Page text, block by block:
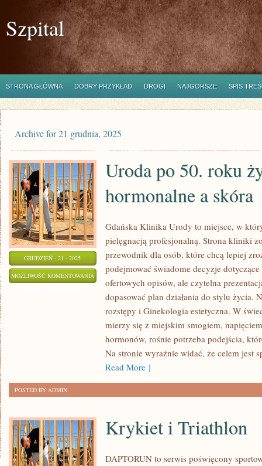
Szpital
STRONA GŁÓWNA DOBRY PRZYKŁAD DROGI NAJGORSZE SPIS
Archive for 21 grudnia, 2025
GRUDZIEŃ - 21 - 2025
MOŻLIWOŚĆ KOMENTOWANIA URODA
TERAPIE
Uroda po 50. roku
hormonalne a skóra
Gdańska Klinika Urody to miejsce, w
pielęgnacją profesjonalną. Strona kliniki
przewodnik dla osób, które chcą lepiej
podejmować świadome decyzje
ofertowych opisów, ale czytelna
dopasować plan działania do stylu życia.
rozstępy i Ginekologia estetyczna. W
mierzy się z miejskim smogiem,
hormonów, rośnie potrzeba podejścia,
Na stronie wyraźnie widać, że celem jest
Read More ]
POSTED BY ADMIN
Krykiet i Triathlon
DAPTORUN to serwis poświęcony